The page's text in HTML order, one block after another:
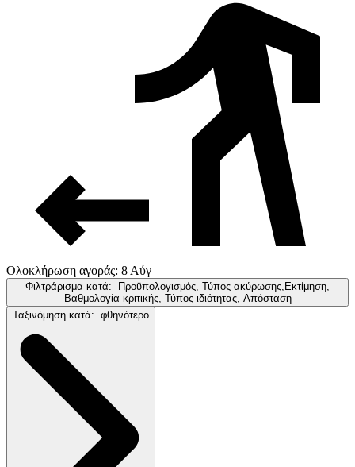
Ολοκλήρωση αγοράς: 8 Αύγ
Φιλτράρισμα κατά: Προϋπολογισμός, Τύπος ακύρωσης,Εκτίμηση,
Βαθμολογία κριτικής, Τύπος ιδιότητας, Απόσταση
Ταξινόμηση κατά: φθηνότερο